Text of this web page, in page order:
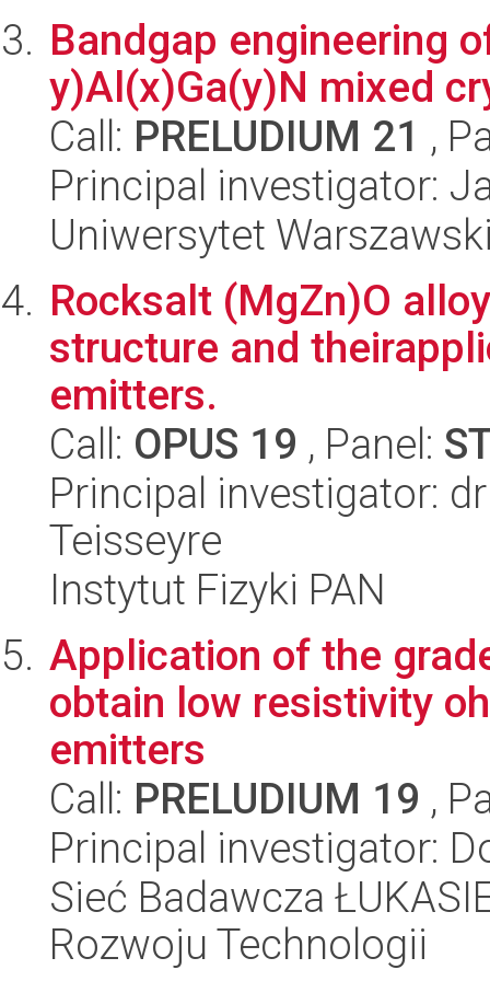
Bandgap engineering
y)Al(x)Ga(y)N mixed
Call: PRELUDIUM 21 ,
Principal investigator:
Uniwersytet
Rocksalt (MgZn)O
structure and
emitters.
Call: OPUS 19 , Panel:
Principal investigator:
Teisseyre
Instytut Fizyki PAN
Application of the
obtain low resistivity
emitters
Call: PRELUDIUM 19 ,
Principal investigator:
Sieć Badawcza
Rozwoju Technologii